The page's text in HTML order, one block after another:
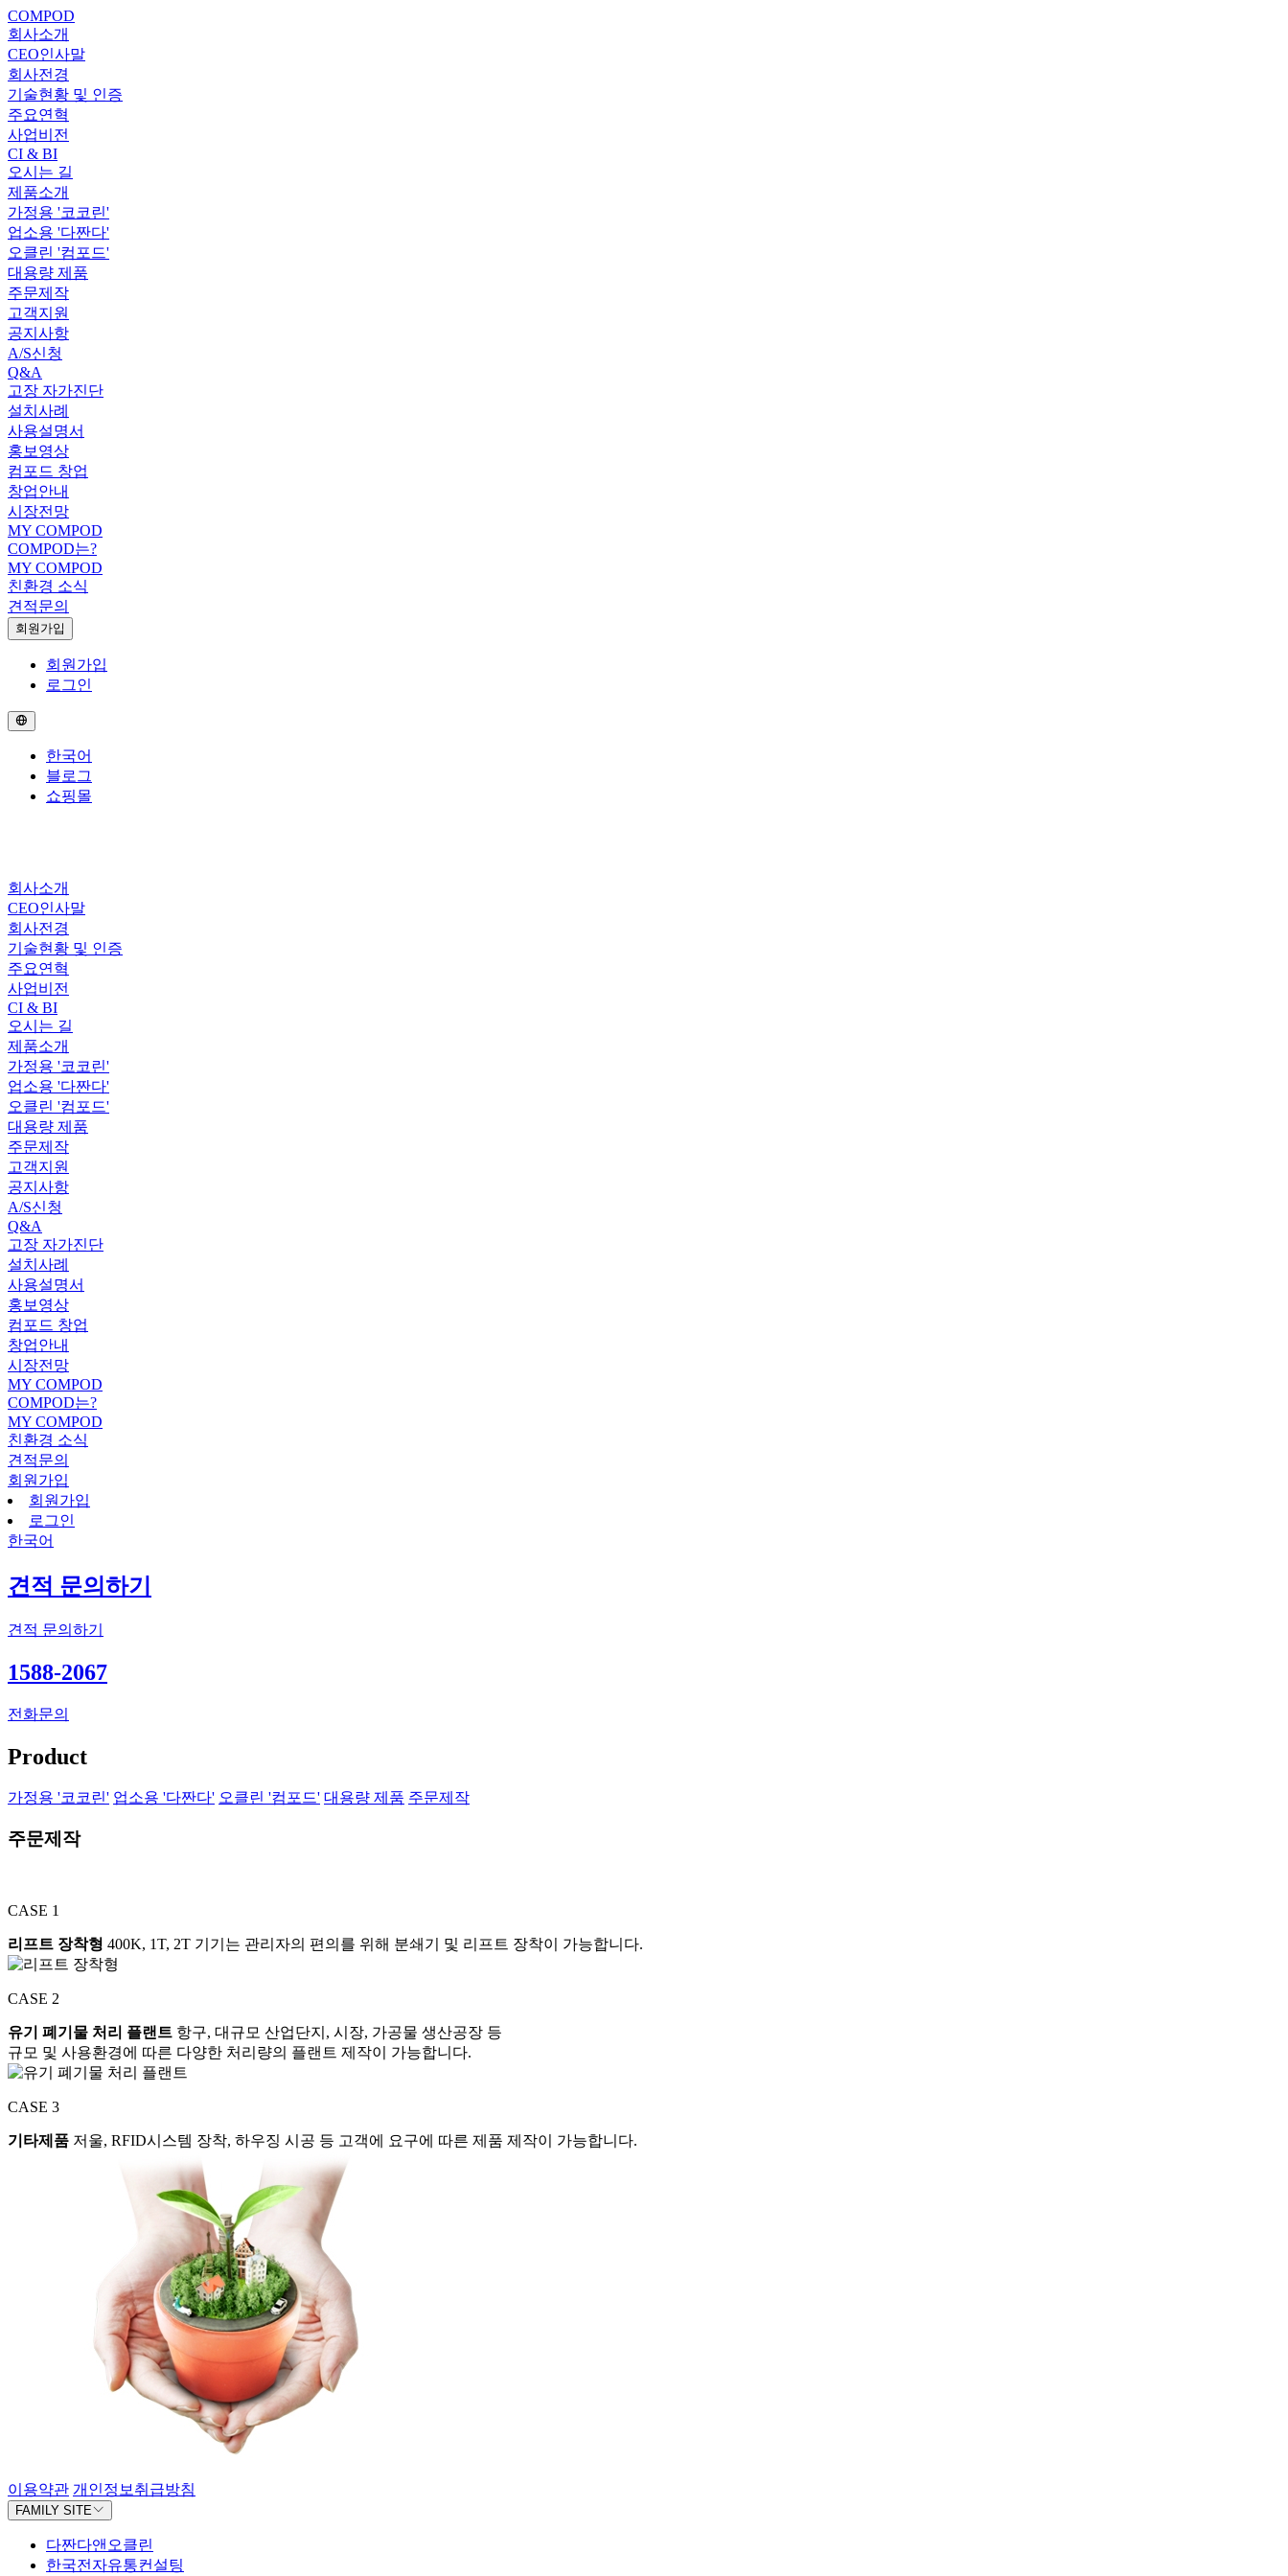
COMPOD
회사소개
CEO인사말
회사전경
기술현황 및 인증
주요연혁
사업비전
CI & BI
오시는 길
제품소개
가정용 '코코린'
업소용 '다짠다'
오클린 '컴포드'
대용량 제품
주문제작
고객지원
공지사항
A/S신청
Q&A
고장 자가진단
설치사례
사용설명서
홍보영상
컴포드 창업
창업안내
시장전망
MY COMPOD
COMPOD는?
MY COMPOD
친환경 소식
견적문의
회원가입
회원가입
로그인
한국어
블로그
쇼핑몰
회사소개
CEO인사말
회사전경
기술현황 및 인증
주요연혁
사업비전
CI & BI
오시는 길
제품소개
가정용 '코코린'
업소용 '다짠다'
오클린 '컴포드'
대용량 제품
주문제작
고객지원
공지사항
A/S신청
Q&A
고장 자가진단
설치사례
사용설명서
홍보영상
컴포드 창업
창업안내
시장전망
MY COMPOD
COMPOD는?
MY COMPOD
친환경 소식
견적문의
회원가입
회원가입
로그인
한국어
견적 문의하기
견적 문의하기
1588-2067
전화문의
Product
가정용 '코코린' 업소용 '다짠다' 오클린 '컴포드' 대용량 제품 주문제작
주문제작
CASE 1
리프트 장착형 400K, 1T, 2T 기기는 관리자의 편의를 위해 분쇄기 및 리프트 장착이 가능합니다.
CASE 2
유기 폐기물 처리 플랜트 항구, 대규모 산업단지, 시장, 가공물 생산공장 등
규모 및 사용환경에 따른 다양한 처리량의 플랜트 제작이 가능합니다.
CASE 3
기타제품 저울, RFID시스템 장착, 하우징 시공 등 고객에 요구에 따른 제품 제작이 가능합니다.
이용약관 개인정보취급방침
FAMILY SITE
다짠다앤오클린
한국전자유통컨설팅